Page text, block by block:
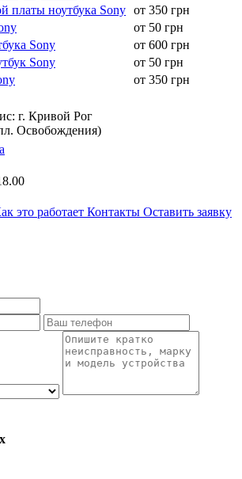
платы ноутбука Sony от 350 грн
от 50 грн
Sony
от 600 грн
Sony
от 50 грн
от 350 грн
г. Кривой Рог
Освобождения)
это работает Контакты Оставить заявку